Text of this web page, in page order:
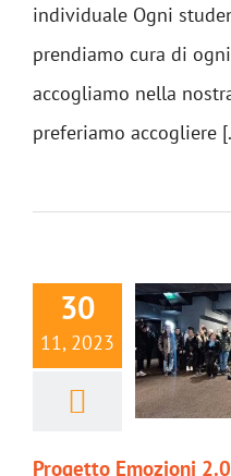
individuale Ogni
prendiamo cura di
accogliamo nella
preferiamo accogliere
30
11, 2023
Progetto Emozioni